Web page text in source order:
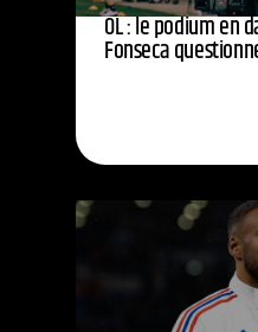
OL : le podium en
Fonseca